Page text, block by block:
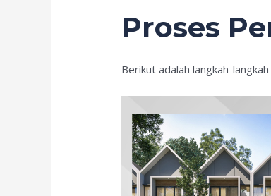
Proses
Berikut adalah langkah-